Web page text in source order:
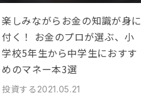
楽しみながらお金の知識が身に
付く！ お金のプロが選ぶ、小
学校5年生から中学生におすす
めのマネー本3選
投資する 2021.05.21